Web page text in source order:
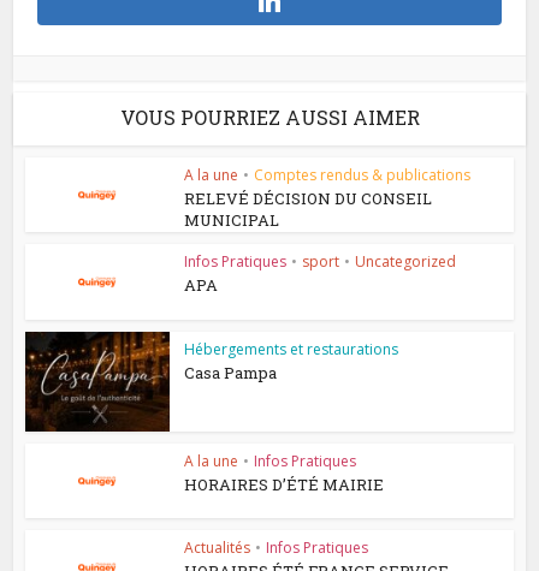
VOUS POURRIEZ AUSSI AIMER
A la une • Comptes rendus & publications
RELEVÉ DÉCISION DU CONSEIL
MUNICIPAL
Infos Pratiques • sport • Uncategorized
APA
Hébergements et restaurations
Casa Pampa
A la une • Infos Pratiques
HORAIRES D’ÉTÉ MAIRIE
Actualités • Infos Pratiques